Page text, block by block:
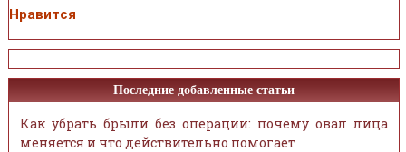
Нравится
Последние добавленные статьи
Как убрать брыли без операции: почему овал лица
меняется и что действительно помогает